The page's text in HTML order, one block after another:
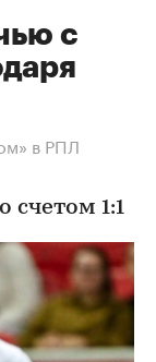
с
в РПЛ
счетом 1:1